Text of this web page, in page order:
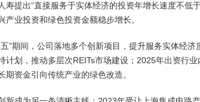
寿提出“直接服务于实体经济的投资年增长速度不低
产业投资和绿色投资金额稳步增长。
五”期间，公司落地多个创新项目，提升服务实体经
计划，推动多层次REITs市场建设；2025年出资行
期资金引向传统产业的绿色改造。